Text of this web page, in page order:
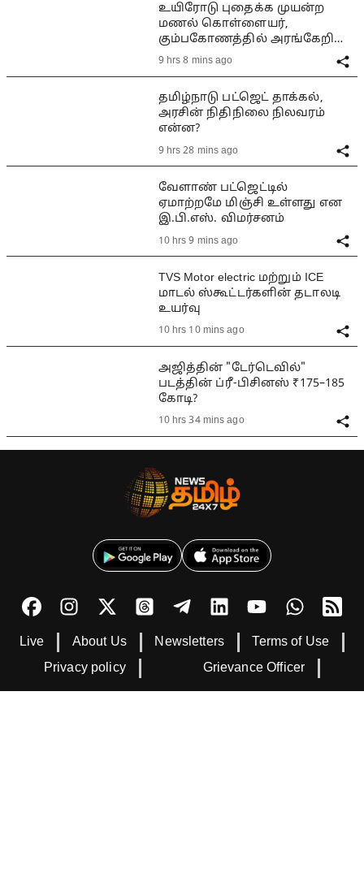
உயிரோடு புதைக்க முயன்ற
மணல் கொள்ளையர்,
கும்பகோணத்தில் அரங்கேறிய
பயங்கரம்
9 hrs 8 mins ago
தமிழ்நாடு பட்ஜெட் தாக்கல்,
அரசின் நிதிநிலை நிலவரம்
என்ன?
9 hrs 28 mins ago
வேளாண் பட்ஜெட்டில்
ஏமாற்றமே மிஞ்சி உள்ளது என
இ.பி.எஸ். விமர்சனம்
10 hrs 9 mins ago
TVS Motor electric மற்றும் ICE
மாடல் ஸ்கூட்டர்களின் தடாலடி
உயர்வு
10 hrs 10 mins ago
அஜித்தின் "டேர்டெவில்"
படத்தின் ப்ரீ-பிசினஸ் ₹175–185
கோடி?
10 hrs 34 mins ago
Live About Us Newsletters
Terms of Use
Privacy policy
Grievance Officer